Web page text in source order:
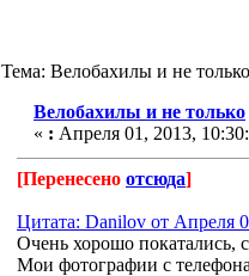
Тема: Велобахилы и не
Велобахилы и не только
« : Апреля 01, 2013,
[Перенесено отсюда]
Цитата: Danilov от Апреля
Очень хорошо покатались,
Мои фотографии с